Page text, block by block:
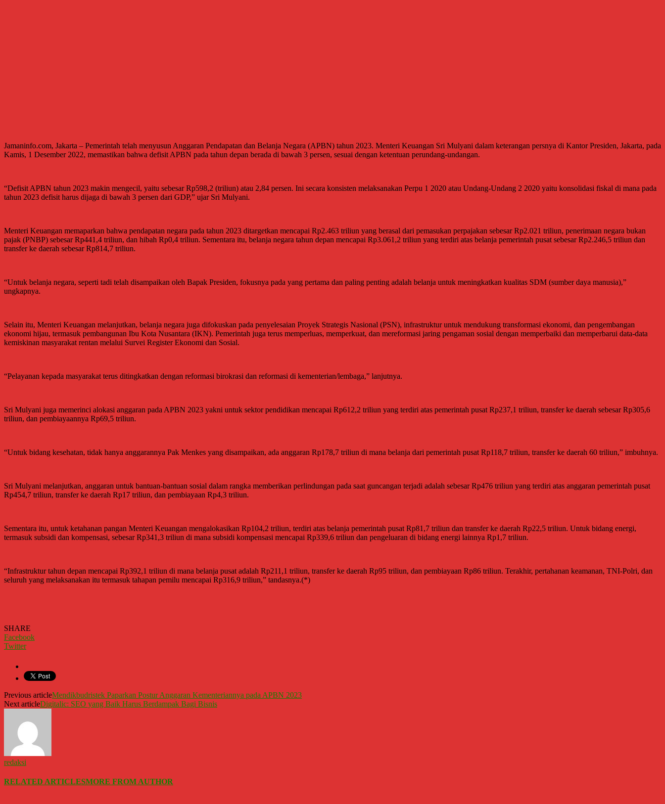
Jamaninfo.com, Jakarta – Pemerintah telah menyusun Anggaran Pendapatan dan Belanja Negara (APBN) tahun 2023. Menteri Keuangan Sri Mulyani dalam keterangan persnya di Kantor Presiden, Jakarta, pada
Kamis, 1 Desember 2022, memastikan bahwa defisit APBN pada tahun depan berada di bawah 3 persen, sesuai dengan ketentuan perundang-undangan.
“Defisit APBN tahun 2023 makin mengecil, yaitu sebesar Rp598,2 (triliun) atau 2,84 persen. Ini secara konsisten melaksanakan Perpu 1 2020 atau Undang-Undang 2 2020 yaitu konsolidasi fiskal di mana pada
tahun 2023 defisit harus dijaga di bawah 3 persen dari GDP,” ujar Sri Mulyani.
Menteri Keuangan memaparkan bahwa pendapatan negara pada tahun 2023 ditargetkan mencapai Rp2.463 triliun yang berasal dari pemasukan perpajakan sebesar Rp2.021 triliun, penerimaan negara bukan
pajak (PNBP) sebesar Rp441,4 triliun, dan hibah Rp0,4 triliun. Sementara itu, belanja negara tahun depan mencapai Rp3.061,2 triliun yang terdiri atas belanja pemerintah pusat sebesar Rp2.246,5 triliun dan
transfer ke daerah sebesar Rp814,7 triliun.
“Untuk belanja negara, seperti tadi telah disampaikan oleh Bapak Presiden, fokusnya pada yang pertama dan paling penting adalah belanja untuk meningkatkan kualitas SDM (sumber daya manusia),”
ungkapnya.
Selain itu, Menteri Keuangan melanjutkan, belanja negara juga difokuskan pada penyelesaian Proyek Strategis Nasional (PSN), infrastruktur untuk mendukung transformasi ekonomi, dan pengembangan
ekonomi hijau, termasuk pembangunan Ibu Kota Nusantara (IKN). Pemerintah juga terus memperluas, memperkuat, dan mereformasi jaring pengaman sosial dengan memperbaiki dan memperbarui data-data
kemiskinan masyarakat rentan melalui Survei Register Ekonomi dan Sosial.
“Pelayanan kepada masyarakat terus ditingkatkan dengan reformasi birokrasi dan reformasi di kementerian/lembaga,” lanjutnya.
Sri Mulyani juga memerinci alokasi anggaran pada APBN 2023 yakni untuk sektor pendidikan mencapai Rp612,2 triliun yang terdiri atas pemerintah pusat Rp237,1 triliun, transfer ke daerah sebesar Rp305,6
triliun, dan pembiayaannya Rp69,5 triliun.
“Untuk bidang kesehatan, tidak hanya anggarannya Pak Menkes yang disampaikan, ada anggaran Rp178,7 triliun di mana belanja dari pemerintah pusat Rp118,7 triliun, transfer ke daerah 60 triliun,” imbuhnya.
Sri Mulyani melanjutkan, anggaran untuk bantuan-bantuan sosial dalam rangka memberikan perlindungan pada saat guncangan terjadi adalah sebesar Rp476 triliun yang terdiri atas anggaran pemerintah pusat
Rp454,7 triliun, transfer ke daerah Rp17 triliun, dan pembiayaan Rp4,3 triliun.
Sementara itu, untuk ketahanan pangan Menteri Keuangan mengalokasikan Rp104,2 triliun, terdiri atas belanja pemerintah pusat Rp81,7 triliun dan transfer ke daerah Rp22,5 triliun. Untuk bidang energi,
termasuk subsidi dan kompensasi, sebesar Rp341,3 triliun di mana subsidi kompensasi mencapai Rp339,6 triliun dan pengeluaran di bidang energi lainnya Rp1,7 triliun.
“Infrastruktur tahun depan mencapai Rp392,1 triliun di mana belanja pusat adalah Rp211,1 triliun, transfer ke daerah Rp95 triliun, dan pembiayaan Rp86 triliun. Terakhir, pertahanan keamanan, TNI-Polri, dan
seluruh yang melaksanakan itu termasuk tahapan pemilu mencapai Rp316,9 triliun,” tandasnya.(*)
SHARE
Facebook
Twitter
Previous articleMendikbudristek Paparkan Postur Anggaran Kementeriannya pada APBN 2023
Next articleDigitalic: SEO yang Baik Harus Berdampak Bagi Bisnis
redaksi
RELATED ARTICLESMORE FROM AUTHOR